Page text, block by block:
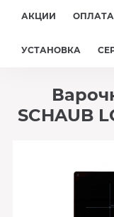
АКЦИИ ОПЛАТА
УСТАНОВКА
SCHAUB